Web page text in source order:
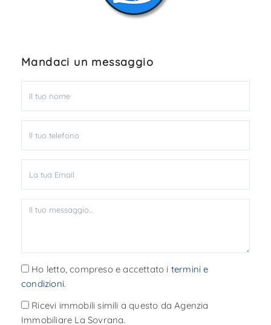
Mandaci un messaggio
Ho letto, compreso e accettato i termini e
condizioni.
Ricevi immobili simili a questo da Agenzia
Immobiliare La Sovrana.